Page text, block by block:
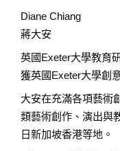
Diane Chiang
蔣大安
英國Exeter大學教育
獲英國Exeter大學創
大安在充滿各項藝術
類藝術創作、演出與
日新加坡香港等地。